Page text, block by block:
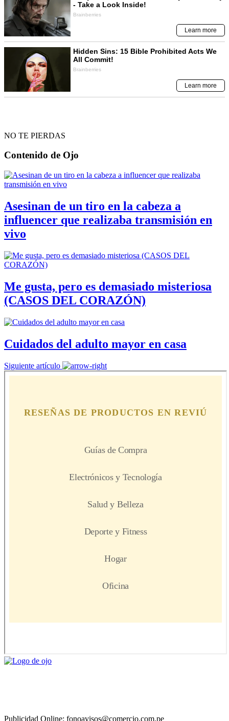
NO TE PIERDAS
Contenido de Ojo
Asesinan de un tiro en la cabeza a
influencer que realizaba transmisión en
vivo
Me gusta, pero es demasiado misteriosa
(CASOS DEL CORAZÓN)
Cuidados del adulto mayor en casa
Siguiente artículo
Publicidad Online: fonoavisos@comercio.com.pe